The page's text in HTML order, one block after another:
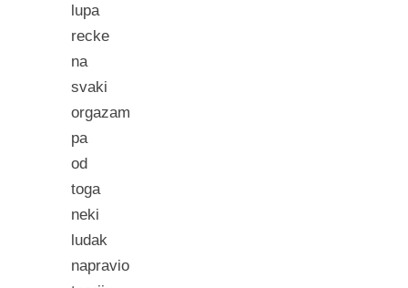
lupa
recke
na
svaki
orgazam
pa
od
toga
neki
ludak
napravio